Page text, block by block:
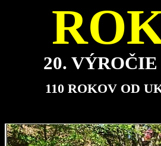
20.
110 ROKOV OD
Miniexpozícia bude